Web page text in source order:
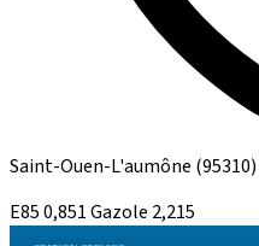
Saint-Ouen-L'aumône (95310)
E850,851Gazole 2,215